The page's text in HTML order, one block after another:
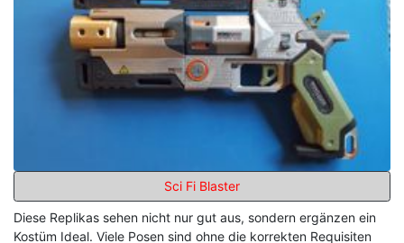
Sci Fi Blaster
Diese Replikas sehen nicht nur gut aus, sondern ergänzen ein
Kostüm Ideal. Viele Posen sind ohne die korrekten Requisiten